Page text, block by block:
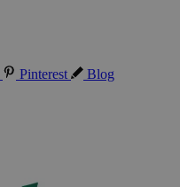
Pinterest Blog